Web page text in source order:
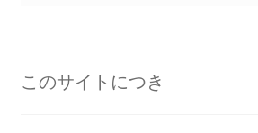
このサイトにつき